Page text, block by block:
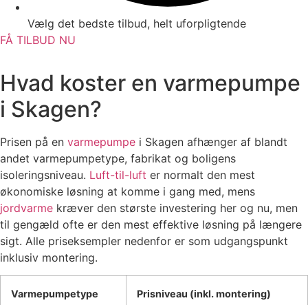
Vælg det bedste tilbud, helt uforpligtende
FÅ TILBUD NU
Hvad koster en varmepumpe
i Skagen?
Prisen på en varmepumpe i Skagen afhænger af blandt
andet varmepumpetype, fabrikat og boligens
isoleringsniveau. Luft-til-luft er normalt den mest
økonomiske løsning at komme i gang med, mens
jordvarme kræver den største investering her og nu, men
til gengæld ofte er den mest effektive løsning på længere
sigt. Alle priseksempler nedenfor er som udgangspunkt
inklusiv montering.
Varmepumpetype Prisniveau (inkl. montering)